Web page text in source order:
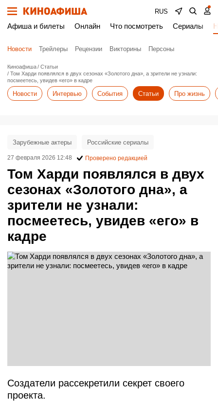
RUS
Афиша и билеты Онлайн Что посмотреть Сериалы
Новости Трейлеры Рецензии Викторины Персоны
Киноафиша
Статьи
Том Харди появлялся в двух сезонах «Золотого дна», а зрители не узнали:
посмеетесь, увидев «его» в кадре
Новости Интервью События Статьи Про жизнь
Том Харди появлялся в двух
сезонах «Золотого дна», а
зрители не узнали:
посмеетесь, увидев «его» в
кадре
Зарубежные актеры Российские сериалы
27 февраля 2026 12:48 Проверено редакцией
Создатели рассекретили секрет своего
проекта.